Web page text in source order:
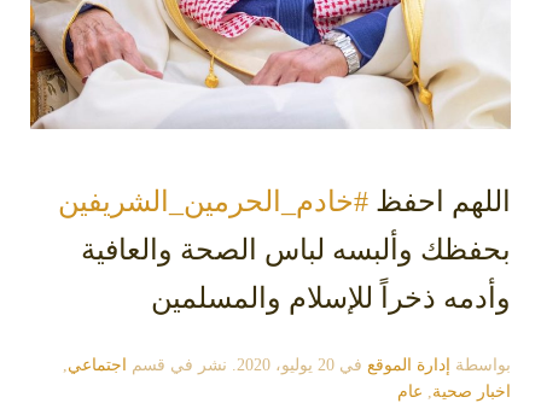
‫اللهم احفظ ⁧‫ #خادم_الحرمين_الشريفين
بحفظك وألبسه لباس الصحة والعافية
‬وأدمه ذخراً للإسلام والمسلمين
بواسطة إدارة الموقع في 20 يوليو، 2020 . نشر في قسم اجتماعي,
اخبار صحية, عام